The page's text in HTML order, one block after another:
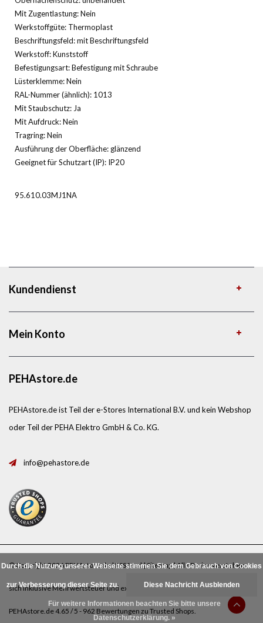
Mit Zugentlastung: Nein
Werkstoffgüte: Thermoplast
Beschriftungsfeld: mit Beschriftungsfeld
Werkstoff: Kunststoff
Befestigungsart: Befestigung mit Schraube
Lüsterklemme: Nein
RAL-Nummer (ähnlich): 1013
Mit Staubschutz: Ja
Mit Aufdruck: Nein
Tragring: Nein
Ausführung der Oberfläche: glänzend
Geeignet für Schutzart (IP): IP20
95.610.03MJ1NA
Kundendienst
Mein Konto
PEHAstore.de
PEHAstore.de ist Teil der e-Stores International B.V. und kein Webshop
oder Teil der PEHA Elektro GmbH & Co. KG.
info@pehastore.de
© Copyright 2026 PEHAstore.de |RSS feed|Sitemap| Alle Preise verstehen
sich inklusive Mehrwertsteuer und exklusivePorto.
PEHAstore.de4.65 /5 - 962 Bewertungen zu Trusted Shops
Durch die Nutzung unserer Webseite stimmen Sie dem Gebrauch von Cookies
zur Verbesserung dieser Seite zu. Diese Nachricht Ausblenden
Für weitere Informationen beachten Sie bitte unsere
Datenschutzerklärung. »